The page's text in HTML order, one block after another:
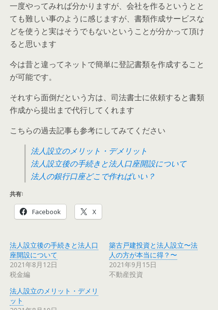
一度やってみれば分かりますが、会社を作るというとと
ても難しい事のように感じますが、書類作成サービスな
どを使うと実はそうでもないということが分かって頂け
ると思います
今は昔と違ってネットで簡単に登記書類を作成すること
が可能です。
それすら面倒だという方は、司法書士に依頼すると書類
作成から提出まで代行してくれます
こちらの過去記事も参考にしてみてください
法人設立のメリット・デメリット
法人設立後の手続きと法人口座開設について
法人の銀行口座どこで作ればいい？
共有:
Facebook X
法人設立後の手続きと法人口
座開設について
2021年8月12日
税金編
築古戸建投資と法人設立〜法
人の方が本当に得？〜
2021年9月15日
不動産投資
法人設立のメリット・デメリ
ット